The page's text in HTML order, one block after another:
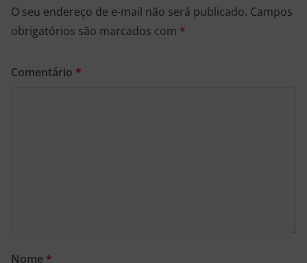
O seu endereço de e-mail não será publicado. Campos
obrigatórios são marcados com *
Comentário *
Nome *